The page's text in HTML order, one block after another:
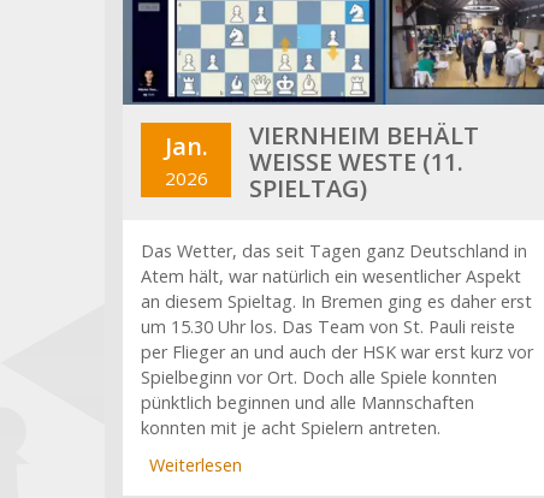
Jan.
2026
VIERNHEIM BEHÄLT
WEISSE WESTE (11. S
PIELTAG)
Das Wetter, das seit Tagen ganz Deutschland in
Atem hält, war natürlich ein wesentlicher Aspekt
an diesem Spieltag. In Bremen ging es daher erst
um 15.30 Uhr los. Das Team von St. Pauli reiste
per Flieger an und auch der HSK war erst kurz vor
Spielbeginn vor Ort. Doch alle Spiele konnten
pünktlich beginnen und alle Mannschaften
konnten mit je acht Spielern antreten.
Weiterlesen